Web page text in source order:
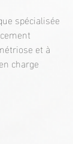
spécialisée
et à
charge